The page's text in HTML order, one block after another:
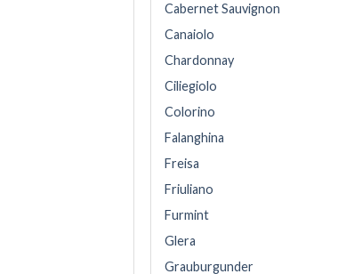
Cabernet Sauvignon
Canaiolo
Chardonnay
Ciliegiolo
Colorino
Falanghina
Freisa
Friuliano
Furmint
Glera
Grauburgunder